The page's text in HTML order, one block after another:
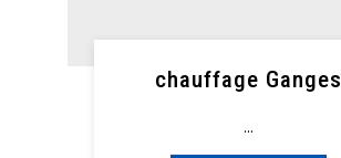
chauffage Ganges
...